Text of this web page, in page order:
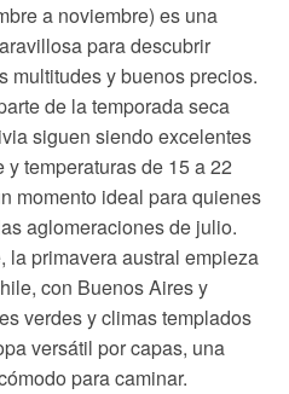
a noviembre) es una
para descubrir
multitudes y buenos precios.
de la temporada seca
siguen siendo excelentes
temperaturas de 15 a 22
momento ideal para quienes
aglomeraciones de julio.
la primavera austral empieza
con Buenos Aires y
verdes y climas templados
versátil por capas, una
para caminar.